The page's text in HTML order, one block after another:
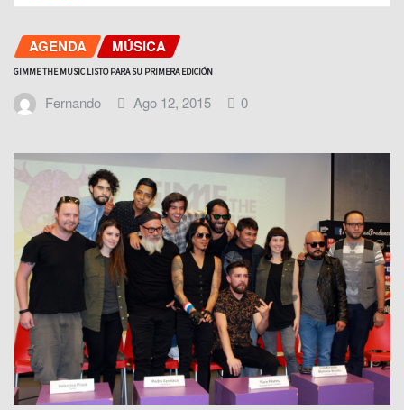
AGENDA MÚSICA
GIMME THE MUSIC LISTO PARA SU PRIMERA EDICIÓN
Fernando Ago 12, 2015 0